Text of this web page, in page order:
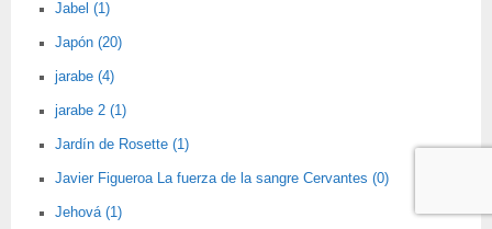
Jabel (1)
Japón (20)
jarabe (4)
jarabe 2 (1)
Jardín de Rosette (1)
Javier Figueroa La fuerza de la sangre Cervantes (0)
Jehová (1)